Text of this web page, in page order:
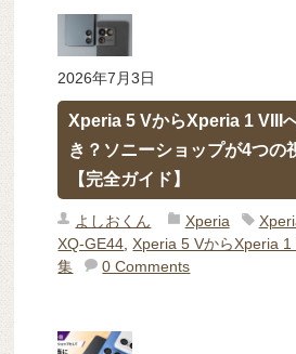
2026年7月3日
Xperia 5 VからXperia 1 VIII
き？ソニーショップが4つの
【完全ガイド】
よしおくん Xperia
XQ-GE44 ,Xperia 5 VからXperia
集
0 Comments